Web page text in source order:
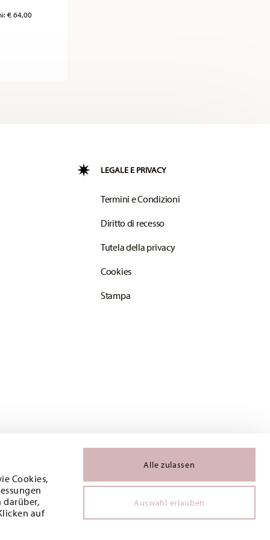
Cookies,
darüber,
auf
Alle zulassen
Auswahl erlauben
€ 64,00
LEGALE E PRIVACY
Termini e Condizioni
Diritto di recesso
Tutela della privacy
Cookies
Stampa